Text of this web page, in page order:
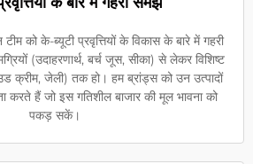
को के-ब्यूटी प्रवृत्तियों के विकास के बारे में गहरी
(उदाहरणार्थ, बर्च जूस, सीका) से लेकर विशिष्ट
क्रीम, जेली) तक हो। हम ब्रांड्स को उन उत्पादों
करते हैं जो इस गतिशील बाजार की मूल भावना को
पकड़ सकें।